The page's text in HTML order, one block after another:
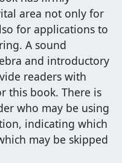
area not only for
for applications to
A sound
and introductory
readers with
this book. There is
who may be using
indicating which
may be skipped